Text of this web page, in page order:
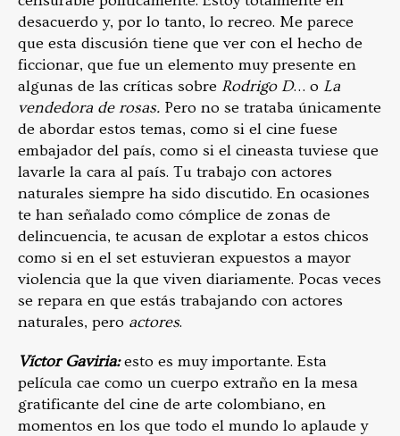
desacuerdo y, por lo tanto, lo recreo. Me parece
que esta discusión tiene que ver con el hecho de
ficcionar, que fue un elemento muy presente en
algunas de las críticas sobre Rodrigo D… o La
vendedora de rosas. Pero no se trataba únicamente
de abordar estos temas, como si el cine fuese
embajador del país, como si el cineasta tuviese que
lavarle la cara al país. Tu trabajo con actores
naturales siempre ha sido discutido. En ocasiones
te han señalado como cómplice de zonas de
delincuencia, te acusan de explotar a estos chicos
como si en el set estuvieran expuestos a mayor
violencia que la que viven diariamente. Pocas veces
se repara en que estás trabajando con actores
naturales, pero actores.
Víctor Gaviria:esto es muy importante. Esta
película cae como un cuerpo extraño en la mesa
gratificante del cine de arte colombiano, en
momentos en los que todo el mundo lo aplaude y